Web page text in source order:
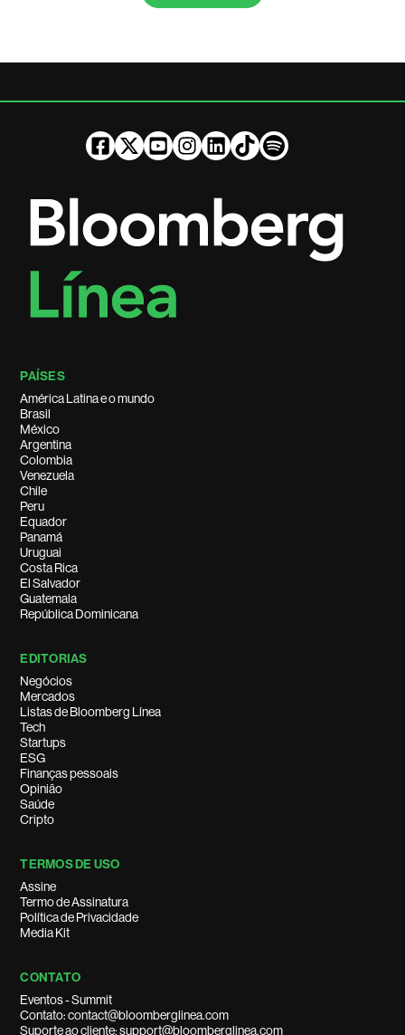
PAÍSES
América Latina e o mundo
Brasil
México
Argentina
Colombia
Venezuela
Chile
Peru
Equador
Panamá
Uruguai
Costa Rica
El Salvador
Guatemala
República Dominicana
EDITORIAS
Negócios
Mercados
Listas de Bloomberg Línea
Tech
Startups
ESG
Finanças pessoais
Opinião
Saúde
Cripto
TERMOS DE USO
Assine
Termo de Assinatura
Política de Privacidade
Media Kit
CONTATO
Eventos - Summit
Contato: contact@bloomberglinea.com
Suporte ao cliente: support@bloomberglinea.com